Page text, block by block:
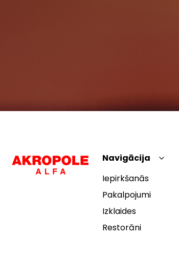
Navigācija
Iepirkšanās
Pakalpojumi
Izklaides
Restorāni